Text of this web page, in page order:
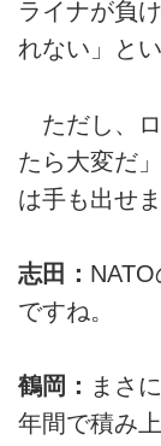
ライナが負
れない」と
ただし、ロ
たら大変だ
は手も出せま
志田：
ですね。
鶴岡： まさ
年間で積み